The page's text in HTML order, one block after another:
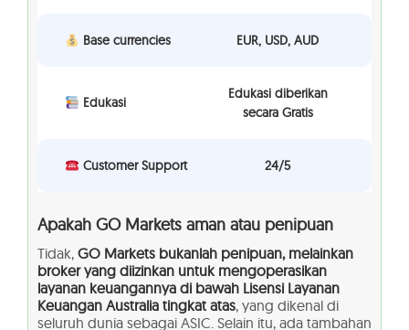
Base currencies EUR, USD, AUD
Edukasi
Edukasi diberikan
secara Gratis
Customer Support 24/5
Apakah GO Markets aman atau penipuan
Tidak, GO Markets bukanlah penipuan, melainkan
broker yang diizinkan untuk mengoperasikan
layanan keuangannya di bawah Lisensi Layanan
Keuangan Australia tingkat atas, yang dikenal di
seluruh dunia sebagai ASIC. Selain itu, ada tambahan